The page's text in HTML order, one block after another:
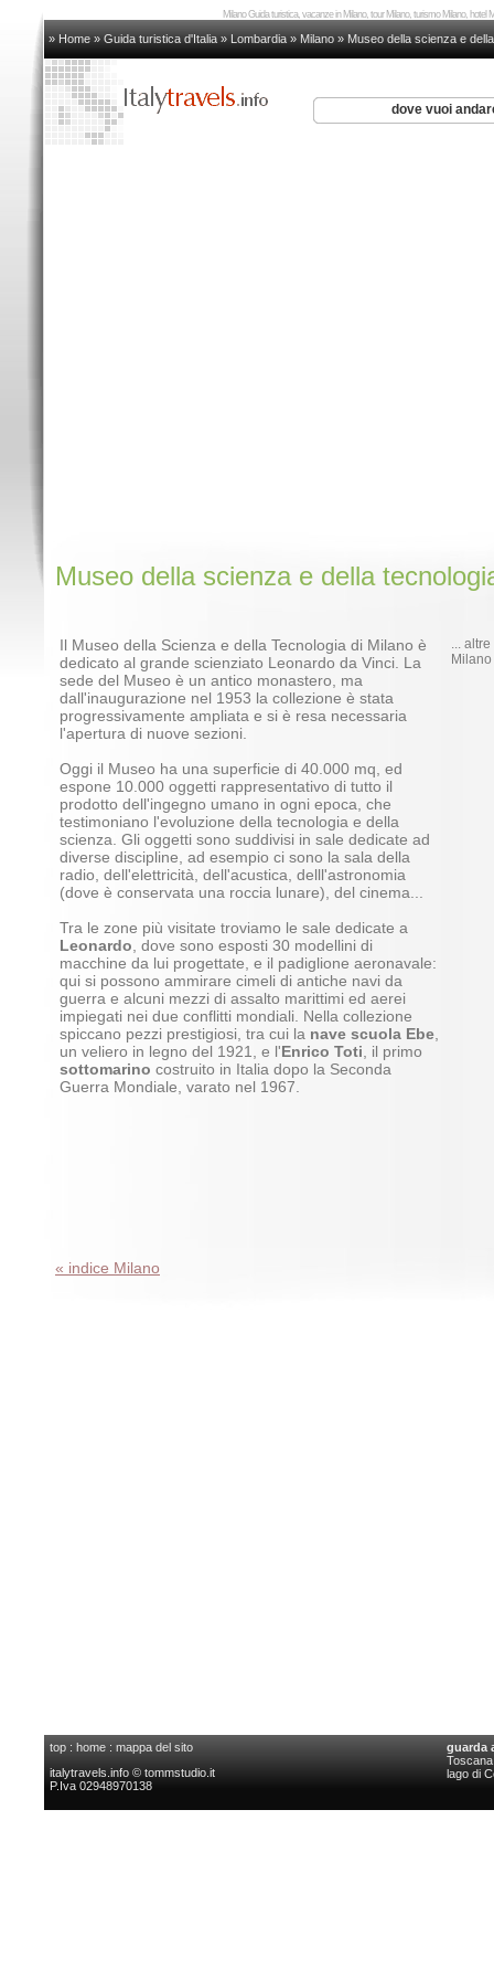
Milano Guida turistica, vacanze in Milano, tour Milano, turismo Milano,
» Home » Guida turistica d'Italia » Lombardia » Milano » Museo della scienza e
dove vuoi
Museo della scienza e della
Il Museo della Scienza e della Tecnologia di Milano è
dedicato al grande scienziato Leonardo da Vinci. La
sede del Museo è un antico monastero, ma
dall'inaugurazione nel 1953 la collezione è stata
progressivamente ampliata e si è resa necessaria
l'apertura di nuove sezioni.
Oggi il Museo ha una superficie di 40.000 mq, ed
espone 10.000 oggetti rappresentativo di tutto il
prodotto dell'ingegno umano in ogni epoca, che
testimoniano l'evoluzione della tecnologia e della
scienza. Gli oggetti sono suddivisi in sale dedicate ad
diverse discipline, ad esempio ci sono la sala della
radio, dell'elettricità, dell'acustica, delll'astronomia
(dove è conservata una roccia lunare), del cinema...
Tra le zone più visitate troviamo le sale dedicate a
Leonardo , dove sono esposti 30 modellini di
macchine da lui progettate, e il padiglione aeronavale:
qui si possono ammirare cimeli di antiche navi da
guerra e alcuni mezzi di assalto marittimi ed aerei
impiegati nei due conflitti mondiali. Nella collezione
spiccano pezzi prestigiosi, tra cui la nave scuola Ebe
un veliero in legno del 1921, e l'Enrico Toti , il primo
sottomarino costruito in Italia dopo la Seconda
Guerra Mondiale, varato nel 1967.
...
Milano
« indice Milano
top : home : mappa del sito
italytravels.info © tommstudio.it
P.Iva 02948970138
guarda
lago di